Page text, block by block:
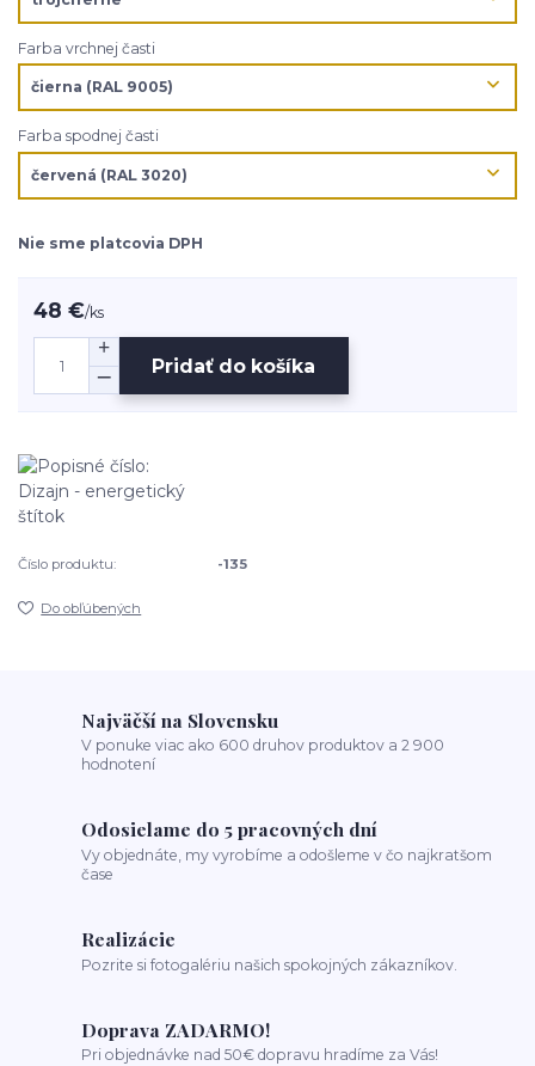
Farba vrchnej časti
Farba spodnej časti
Nie sme platcovia DPH
48 €/ks
Pridať do košíka
Číslo produktu: -135
Do obľúbených
Najväčší na Slovensku
V ponuke viac ako 600 druhov produktov a 2 900
hodnotení
Odosielame do 5 pracovných dní
Vy objednáte, my vyrobíme a odošleme v čo najkratšom
čase
Realizácie
Pozrite si fotogalériu našich spokojných zákazníkov.
Doprava ZADARMO!
Pri objednávke nad 50€ dopravu hradíme za Vás!